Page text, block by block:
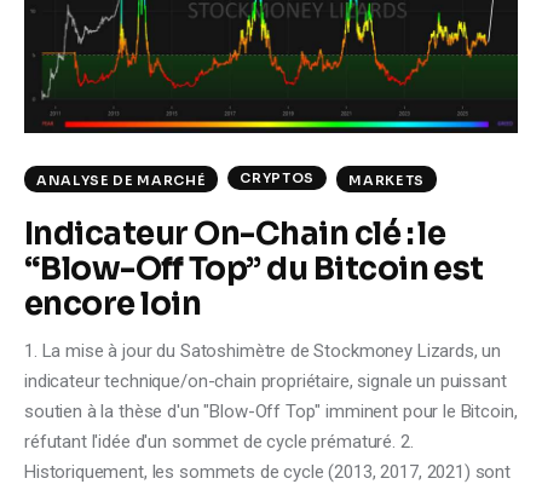
ANALYSE DE MARCHÉ CRYPTOS MARKETS
Indicateur On-Chain clé : le
“Blow-Off Top” du Bitcoin est
encore loin
1. La mise à jour du Satoshimètre de Stockmoney Lizards, un
indicateur technique/on-chain propriétaire, signale un puissant
soutien à la thèse d'un "Blow-Off Top" imminent pour le Bitcoin,
réfutant l'idée d'un sommet de cycle prématuré. 2.
Historiquement, les sommets de cycle (2013, 2017, 2021) sont